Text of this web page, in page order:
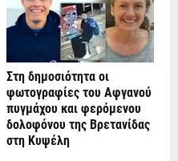
Στη δημοσιότητα οι
φωτογραφίες του Αφγανού
πυγμάχου και φερόμενου
δολοφόνου της Βρετανίδας
στη Κυψέλη